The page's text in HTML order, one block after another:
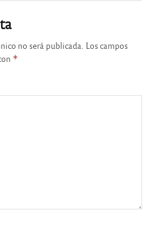
no será publicada. Los campos
*